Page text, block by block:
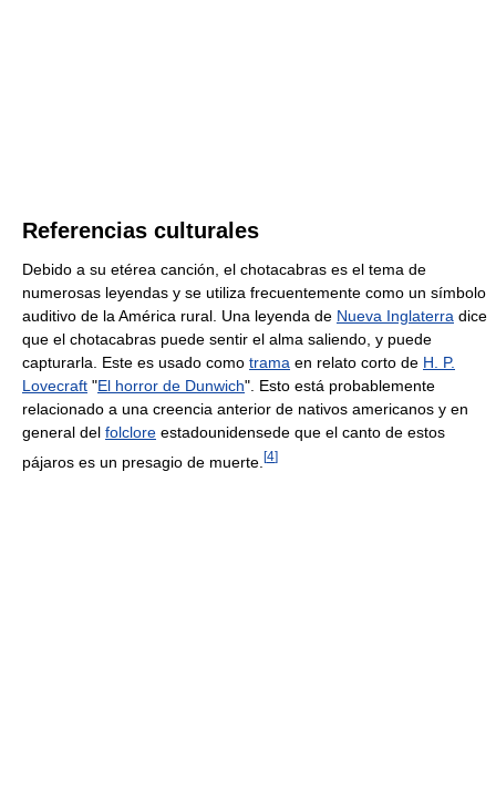
Referencias culturales
Debido a su etérea canción, el chotacabras es el tema de
numerosas leyendas y se utiliza frecuentemente como un símbolo
auditivo de la América rural. Una leyenda de Nueva Inglaterra dice
que el chotacabras puede sentir el alma saliendo, y puede
capturarla. Este es usado como trama en relato corto de H. P.
Lovecraft "El horror de Dunwich". Esto está probablemente
relacionado a una creencia anterior de nativos americanos y en
general del folclore estadounidensede que el canto de estos
pájaros es un presagio de muerte. [4]